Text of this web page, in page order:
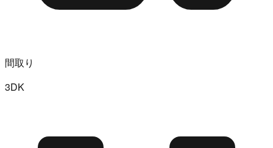
間取り
3DK